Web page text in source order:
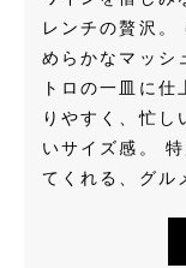
レンチの贅沢。
めらかなマッシ
トロの一皿に
りやすく、忙し
いサイズ感。
てくれる、グル